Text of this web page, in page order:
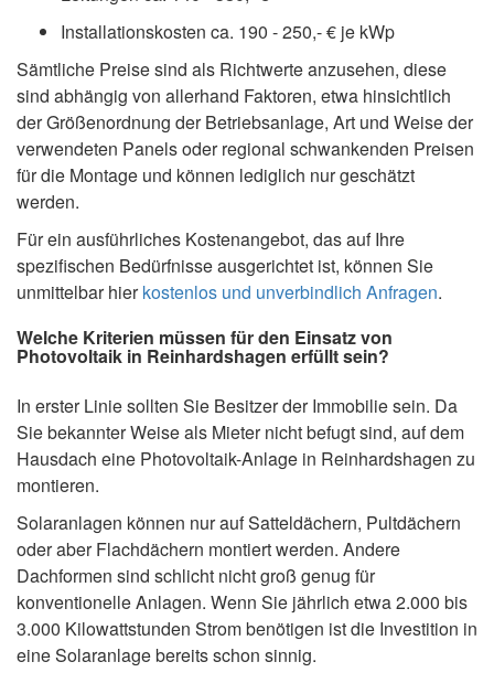
Installationskosten ca. 190 - 250,- € je kWp
Sämtliche Preise sind als Richtwerte anzusehen, diese
sind abhängig von allerhand Faktoren, etwa hinsichtlich
der Größenordnung der Betriebsanlage, Art und Weise der
verwendeten Panels oder regional schwankenden Preisen
für die Montage und können lediglich nur geschätzt
werden.
Für ein ausführliches Kostenangebot, das auf Ihre
spezifischen Bedürfnisse ausgerichtet ist, können Sie
unmittelbar hierkostenlos und unverbindlich Anfragen.
Welche Kriterien müssen für den Einsatz von
Photovoltaik in Reinhardshagen erfüllt sein?
In erster Linie sollten Sie Besitzer der Immobilie sein. Da
Sie bekannter Weise als Mieter nicht befugt sind, auf dem
Hausdach eine Photovoltaik-Anlage in Reinhardshagen zu
montieren.
Solaranlagen können nur auf Satteldächern, Pultdächern
oder aber Flachdächern montiert werden. Andere
Dachformen sind schlicht nicht groß genug für
konventionelle Anlagen. Wenn Sie jährlich etwa 2.000 bis
3.000 Kilowattstunden Strom benötigen ist die Investition in
eine Solaranlage bereits schon sinnig.